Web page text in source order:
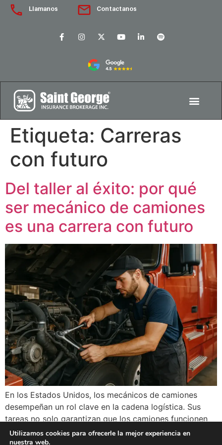
Llamanos Contactanos
Etiqueta: Carreras
con futuro
Del taller al éxito: por qué
ser mecánico de camiones
es una carrera con futuro
En los Estados Unidos, los mecánicos de camiones
desempeñan un rol clave en la cadena logística. Sus
tareas no solo garantizan que los camiones funcionen
correctamente, sino que también contribuyen
directamente a la seguridad vial y a la eficiencia de las
Utilizamos cookies para ofrecerle la mejor experiencia en
nuestra web.